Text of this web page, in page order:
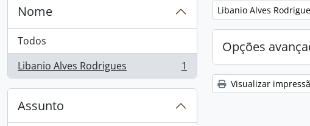
Nome
Todos
Libanio Alves Rodrigues
, 1 resultados 1
Assunto
Remover filtro:
Libanio Alves
Opções
Visualizar